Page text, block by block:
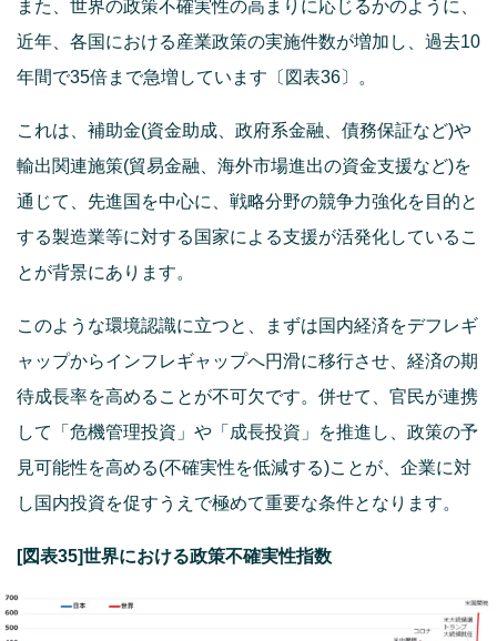
また、世界の政策不確実性の高まりに応じるかのように、
近年、各国における産業政策の実施件数が増加し、過去10
年間で35倍まで急増しています〔図表36〕。
これは、補助金(資金助成、政府系金融、債務保証など)や
輸出関連施策(貿易金融、海外市場進出の資金支援など)を
通じて、先進国を中心に、戦略分野の競争力強化を目的と
する製造業等に対する国家による支援が活発化しているこ
とが背景にあります。
このような環境認識に立つと、まずは国内経済をデフレギ
ャップからインフレギャップへ円滑に移行させ、経済の期
待成長率を高めることが不可欠です。併せて、官民が連携
して「危機管理投資」や「成長投資」を推進し、政策の予
見可能性を高める(不確実性を低減する)ことが、企業に対
し国内投資を促すうえで極めて重要な条件となります。
[図表35]世界における政策不確実性指数